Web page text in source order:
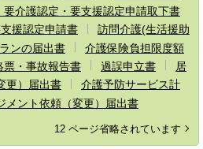
介護認定・要支援認定申請取下書
援認定申請書
訪問介護(生活援助
ンの届出書
介護保険負担限度額
票・事故報告書 過誤申立書
居
更）届出書
介護予防サービス計
メント依頼（変更）届出書
12 ページ省略されています